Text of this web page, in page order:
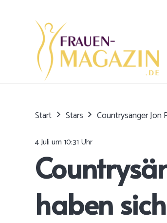
Start Stars Countrysänger Jon
4 Juli um 10:31 Uhr
haben